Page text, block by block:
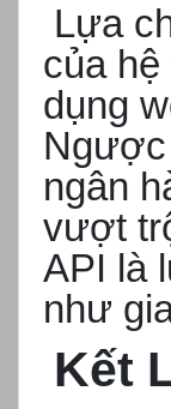
Lựa
của
dụng
Ngược
ngân
vượt
API là
như
Kết